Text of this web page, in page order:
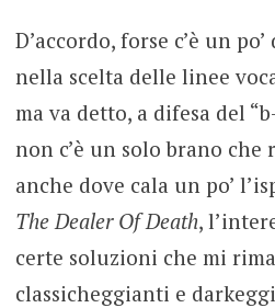
D’accordo, forse c’è un
nella scelta delle linee
ma va detto, a difesa del
non c’è un solo brano
anche dove cala un po’
The Dealer Of Death,
certe soluzioni che mi
classicheggianti e